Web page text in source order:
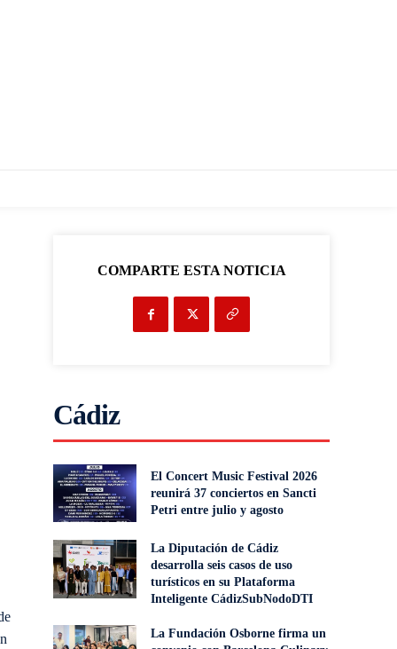
COMPARTE ESTA NOTICIA
Cádiz
El Concert Music Festival 2026
reunirá 37 conciertos en Sancti
Petri entre julio y agosto
La Diputación de Cádiz
desarrolla seis casos de uso
turísticos en su Plataforma
Inteligente CádizSubNodoDTI
La Fundación Osborne firma un